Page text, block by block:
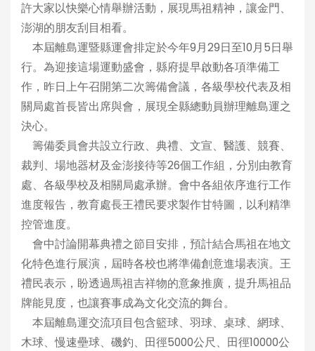
許大家以快樂心情舉辦活動，展現馬祖精神，讓金門、
澎湖的朋友刮目相看。
本屆離島運暨縣運會排定於今年9月29日至10月5日舉
行。為迎接這場運動盛會，縣府提早啟動各項準備工
作，昨日上午召開第二次籌備會議，各級學校代表及相
關局處首長皆出席與會，展現全縣總動員辦理離島運之
決心。
籌備委員會共設立行政、典禮、文宣、醫護、競賽、
裁判、場地器材及金澎接待等26個工作組，分別由教育
處、各級學校及相關局處承辦。會中各組依序進行工作
進度報告，教育處長王禮民要求製作甘特圖，以利精準
控管進度。
會中討論開幕典禮之節目安排，預計結合馬祖在地文
化特色進行展演，屆時各校也將準備創意進場表演。王
禮民表示，盼透過馬祖吉祥物的意象推廣，提升馬祖品
牌能見度，也讓賽事成為文化交流的舞台。
本屆離島運交流項目包含籃球、羽球、桌球、網球、
木球、慢速壘球、磯釣、田徑5000公尺、田徑10000公